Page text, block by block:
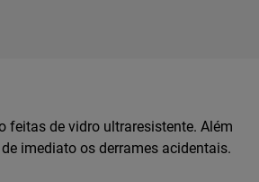
feitas de vidro ultraresistente. Além
imediato os derrames acidentais.